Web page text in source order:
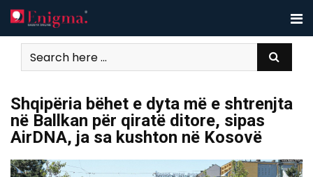
Skip
to
content
Shqipëria bëhet e dyta më e shtrenjta
në Ballkan për qiratë ditore, sipas
AirDNA, ja sa kushton në Kosovë